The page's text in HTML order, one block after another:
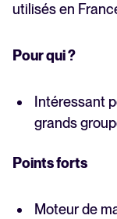
utilisés en
Pour qui ?
Intéressant
grands
Points forts
Moteur de